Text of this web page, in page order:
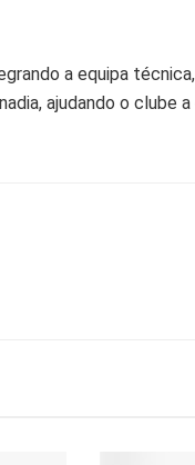
a equipa
ajudando o clube